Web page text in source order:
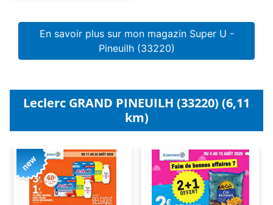
En savoir plus sur mon magazin Super U -
Pineuilh (33220)
Leclerc GRAND PINEUILH (33220) (6,11
km)